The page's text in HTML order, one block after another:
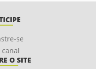
se
canal
O SITE